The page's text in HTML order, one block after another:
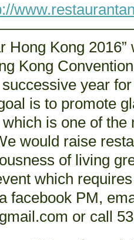
Hong Kong
Kong
year
is to promote
is one of
would raise
of living
which
facebook PM,
or call